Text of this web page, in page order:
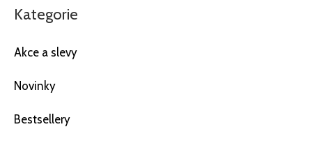
Kategorie
Akce a slevy
Novinky
Bestsellery